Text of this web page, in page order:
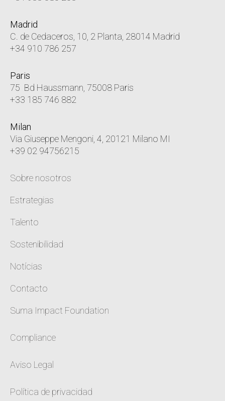
Madrid
C. de Cedaceros, 10, 2 Planta, 28014 Madrid
+34 910 786 257
Paris
75 Bd Haussmann, 75008 Paris
+33 185 746 882
Milan
Via Giuseppe Mengoni, 4, 20121 Milano MI
+39 02 94756215
Sobre nosotros
Estrategias
Talento
Sostenibilidad
Notícias
Contacto
Suma Impact Foundation
Compliance
Aviso Legal
Política de privacidad